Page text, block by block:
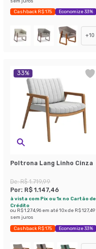
Cashback R$ 175 Economize 33%
+10
33%
Poltrona Lang Linho Cinza
De:R$ 1.719,99
Por: R$ 1.147,46
à vista com Pix ou 1x no Cartão de
Crédito
ou R$ 1.274,96 em até10x de R$ 127,49
sem juros
Cashback R$ 175 Economize 33%